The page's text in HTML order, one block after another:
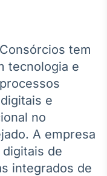
da
em
tem
tecnologia e
e
no
A empresa
de
integrados de